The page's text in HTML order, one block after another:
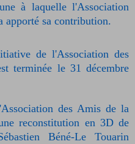
à laquelle l'Association
sa contribution.
de l'Association des
terminée le 31 décembre
des Amis de la
reconstitution en 3D de
Béné-Le Touarin